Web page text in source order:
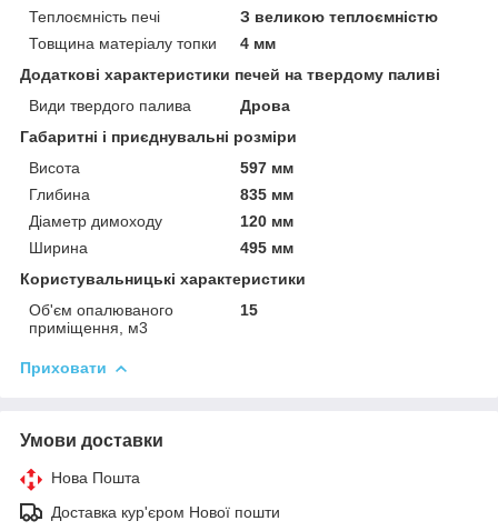
Теплоємність печі
З великою теплоємністю
Товщина матеріалу топки
4 мм
Додаткові характеристики печей на твердому паливі
Види твердого палива
Дрова
Габаритні і приєднувальні розміри
Висота
597 мм
Глибина
835 мм
Діаметр димоходу
120 мм
Ширина
495 мм
Користувальницькі характеристики
Об'єм опалюваного
приміщення, м3
15
Приховати
Умови доставки
Нова Пошта
Доставка кур'єром Нової пошти